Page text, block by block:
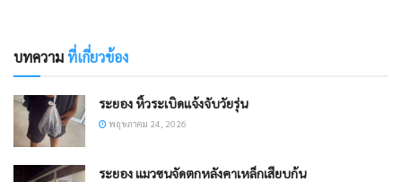
บทความที่เกี่ยวข้อง
ระยอง ​หิ้วระเบิดแจ้งจับวัยรุ่น
พฤษภาคม 24, 2026
ระยอง แมวซนจัดตกหลังคาเหล็กเสียบก้น